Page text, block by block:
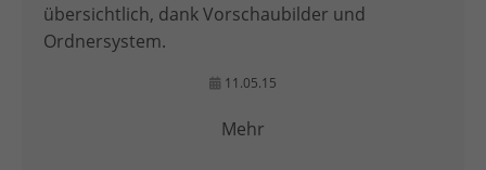
übersichtlich, dank Vorschaubilder und
Ordnersystem.
11.05.15
Mehr